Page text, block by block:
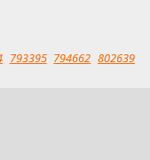
793395 794662 802639